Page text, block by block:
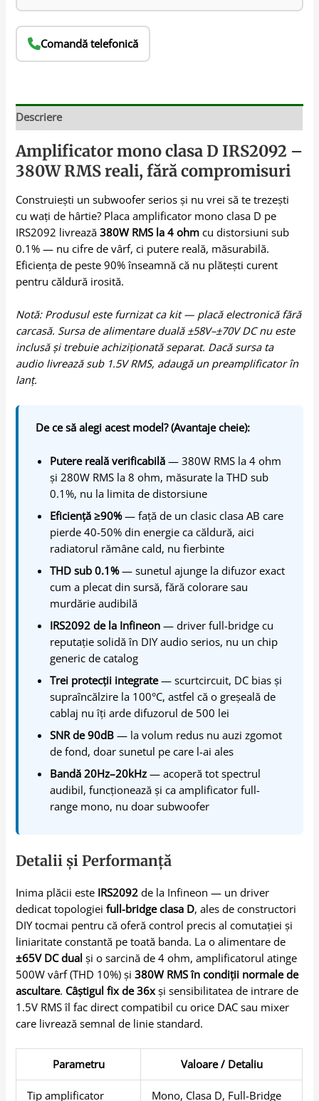
Comandă telefonică
Descriere
Amplificator mono clasa D IRS2092 –
380W RMS reali, fără compromisuri
Construiești un subwoofer serios și nu vrei să te trezești
cu wați de hârtie? Placa amplificator mono clasa D pe
IRS2092 livrează380W RMS la 4 ohm cu distorsiuni sub
0.1% — nu cifre de vârf, ci putere reală, măsurabilă.
Eficiența de peste 90% înseamnă că nu plătești curent
pentru căldură irosită.
Notă: Produsul este furnizat ca kit — placă electronică fără
carcasă. Sursa de alimentare duală ±58V–±70V DC nu este
inclusă și trebuie achiziționată separat. Dacă sursa ta
audio livrează sub 1.5V RMS, adaugă un preamplificator în
lanț.
De ce să alegi acest model? (Avantaje cheie):
Putere reală verificabilă — 380W RMS la 4 ohm
și 280W RMS la 8 ohm, măsurate la THD sub
0.1%, nu la limita de distorsiune
Eficiență ≥90%— față de un clasic clasa AB care
pierde 40-50% din energie ca căldură, aici
radiatorul rămâne cald, nu fierbinte
THD sub 0.1%— sunetul ajunge la difuzor exact
cum a plecat din sursă, fără colorare sau
murdărie audibilă
IRS2092 de la Infineon — driver full-bridge cu
reputație solidă în DIY audio serios, nu un chip
generic de catalog
Trei protecții integrate— scurtcircuit, DC bias și
supraîncălzire la 100°C, astfel că o greșeală de
cablaj nu îți arde difuzorul de 500 lei
SNR de 90dB — la volum redus nu auzi zgomot
de fond, doar sunetul pe care l-ai ales
Bandă 20Hz–20kHz — acoperă tot spectrul
audibil, funcționează și ca amplificator full-
range mono, nu doar subwoofer
Detalii și Performanță
Inima plăcii este IRS2092 de la Infineon — un driver
dedicat topologieifull-bridge clasa D, ales de constructori
DIY tocmai pentru că oferă control precis al comutației și
liniaritate constantă pe toată banda. La o alimentare de
±65V DC dual și o sarcină de 4 ohm, amplificatorul atinge
500W vârf (THD 10%) și380W RMS în condiții normale de
ascultare. Câștigul fix de 36x și sensibilitatea de intrare de
1.5V RMS îl fac direct compatibil cu orice DAC sau mixer
care livrează semnal de linie standard.
Parametru Valoare / Detaliu
Tip amplificator Mono, Clasa D, Full-Bridge